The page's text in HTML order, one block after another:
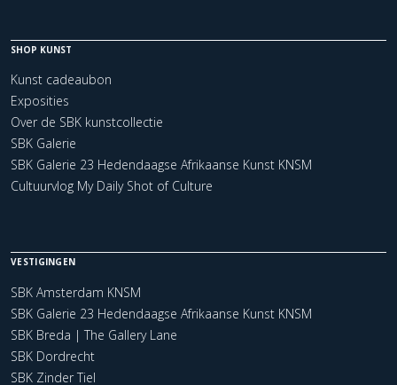
SHOP KUNST
Kunst cadeaubon
Exposities
Over de SBK kunstcollectie
SBK Galerie
SBK Galerie 23 Hedendaagse Afrikaanse Kunst KNSM
Cultuurvlog My Daily Shot of Culture
VESTIGINGEN
SBK Amsterdam KNSM
SBK Galerie 23 Hedendaagse Afrikaanse Kunst KNSM
SBK Breda | The Gallery Lane
SBK Dordrecht
SBK Zinder Tiel